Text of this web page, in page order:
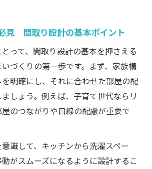
見 間取り設計の基本ポイント
って、間取り設計の基本を押さえる
づくりの第一歩です。まず、家族構
明確にし、それに合わせた部屋の配
しょう。例えば、子育て世代ならリ
のつながりや目線の配慮が重要で
識して、キッチンから洗濯スペー
がスムーズになるように設計するこ